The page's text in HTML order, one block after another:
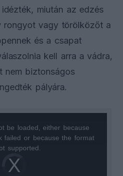
miután az edzés
rongyot vagy törölközőt a
és a csapat
kell arra a vádra,
nem biztonságos
pályára.
Video
Player
loading.
be loaded, either because
failed or because the format
supported.